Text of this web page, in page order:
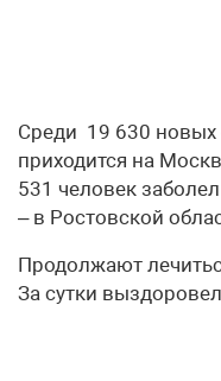
Среди 19 630 новых
приходится на
531 человек
– в Ростовской
Продолжают
За сутки